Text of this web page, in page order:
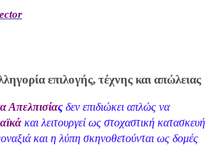
επιλογής, τέχνης και απώλειας
Απελπισίας δεν επιδιώκει απλώς να
και λειτουργεί ως στοχαστική κατασκευή
και η λύπη σκηνοθετούνται ως δομές